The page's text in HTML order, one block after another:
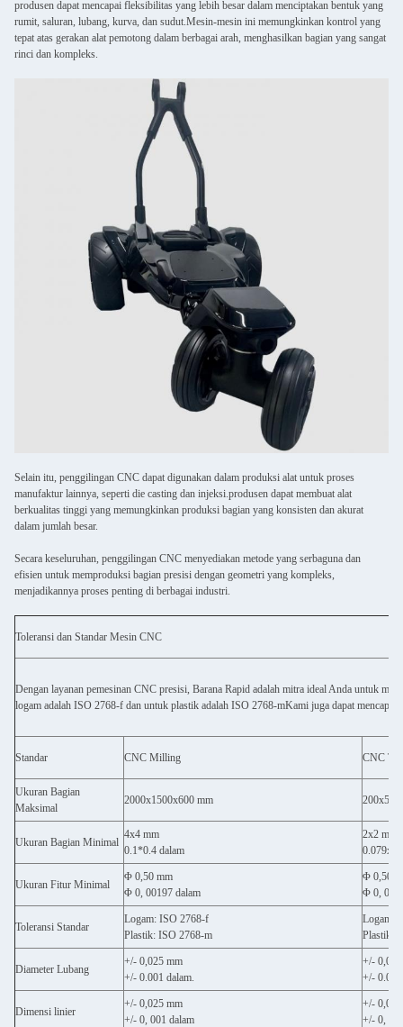
produsen dapat mencapai fleksibilitas yang lebih besar dalam menciptakan bentuk yang
rumit, saluran, lubang, kurva, dan sudut.Mesin-mesin ini memungkinkan kontrol yang
tepat atas gerakan alat pemotong dalam berbagai arah, menghasilkan bagian yang sangat
rinci dan kompleks.
Selain itu, penggilingan CNC dapat digunakan dalam produksi alat untuk proses
manufaktur lainnya, seperti die casting dan injeksi.produsen dapat membuat alat
berkualitas tinggi yang memungkinkan produksi bagian yang konsisten dan akurat
dalam jumlah besar.
Secara keseluruhan, penggilingan CNC menyediakan metode yang serbaguna dan
efisien untuk memproduksi bagian presisi dengan geometri yang kompleks,
menjadikannya proses penting di berbagai industri.
Toleransi dan Standar Mesin CNC
Dengan layanan pemesinan CNC presisi, Barana Rapid adalah mitra ideal Anda untuk
logam adalah ISO 2768-f dan untuk plastik adalah ISO 2768-mKami juga dapat
Standar CNC Milling CNC
Ukuran Bagian
Maksimal
2000x1500x600 mm 200x500
Ukuran Bagian Minimal
4x4 mm
0.1*0.4 dalam
2x2 mm
Ukuran Fitur Minimal
Φ 0,50 mm
Φ 0, 00197 dalam
Φ 0,50
Φ 0,
Toleransi Standar
Logam: ISO 2768-f
Plastik: ISO 2768-m
Logam:
Plastik:
Diameter Lubang
+/- 0,025 mm
+/- 0.001 dalam.
+/-
+/-
Dimensi linier
+/- 0,025 mm
+/- 0, 001 dalam
+/-
+/- 0,